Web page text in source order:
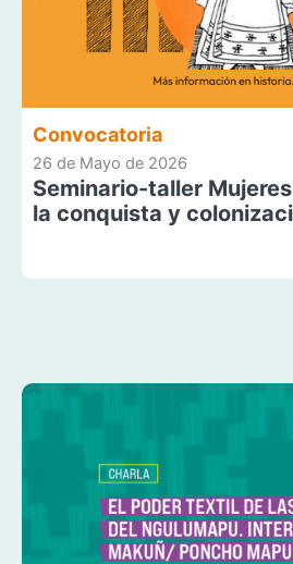
Convocatoria
26 de Mayo de 2026
Seminario-taller
la conquista y